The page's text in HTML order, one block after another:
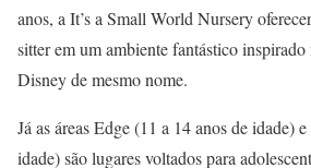
anos, a It’s a Small World Nursery
sitter em um ambiente fantástico inspirado
Disney de mesmo nome.
Já as áreas Edge (11 a 14 anos de idade)
idade) são lugares voltados para